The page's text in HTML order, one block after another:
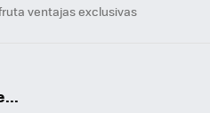
ventajas exclusivas